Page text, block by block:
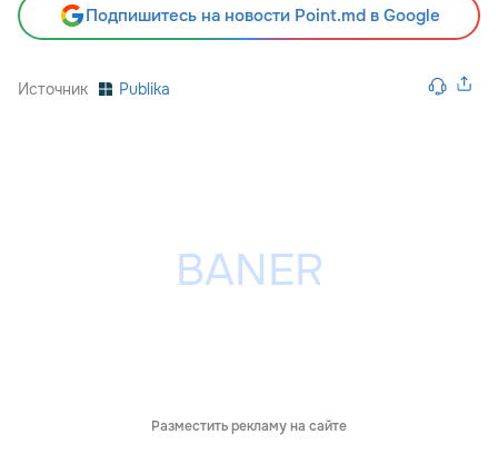
Подпишитесь на новости Point.md в Google
Источник Publika
Разместить рекламу на сайте